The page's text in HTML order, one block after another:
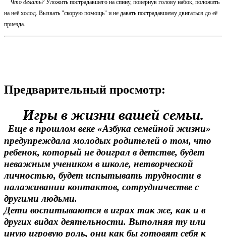
Что делать? Уложить пострадавшего на спину, повернув голову набок, положить
на неё холод. Вызвать "скорую помощь" и не давать пострадавшему двигаться до её
приезда.
Предварительный просмотр:
Игры в жизни вашей семьи.
Еще в прошлом веке «Азбука семейной жизни»
предупреждала молодых родителей о том, что
ребенок, который не доиграл в детстве, будет
неважным учеником в школе, нетворческой
личностью, будет испытывать трудности в
налаживании контактов, сотрудничестве с
другими людьми.
Дети воспитываются в играх так же, как и в
других видах деятельности. Выполняя ту или
иную игровую роль, они как бы готовят себя к